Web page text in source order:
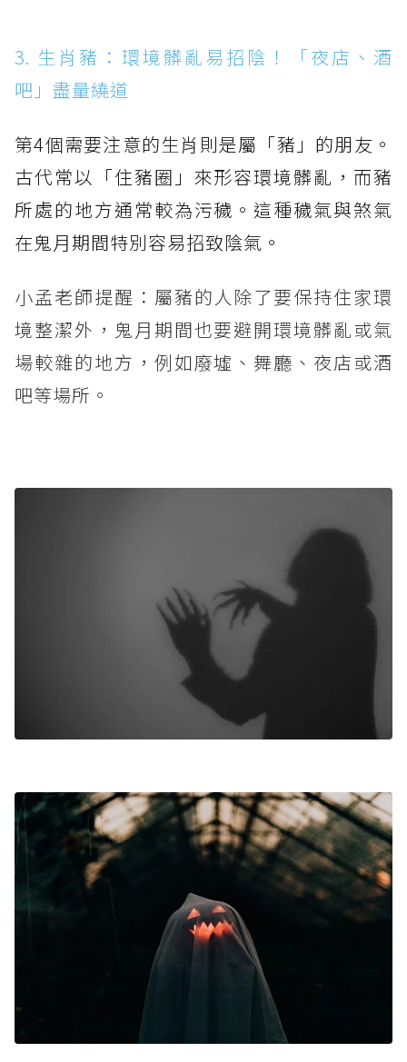
3. 生肖豬：環境髒亂易招陰！「夜店、酒
吧」盡量繞道
第4個需要注意的生肖則是屬「豬」的朋友。
古代常以「住豬圈」來形容環境髒亂，而豬
所處的地方通常較為污穢。這種穢氣與煞氣
在鬼月期間特別容易招致陰氣。
小孟老師提醒：屬豬的人除了要保持住家環
境整潔外，鬼月期間也要避開環境髒亂或氣
場較雜的地方，例如廢墟、舞廳、夜店或酒
吧等場所。